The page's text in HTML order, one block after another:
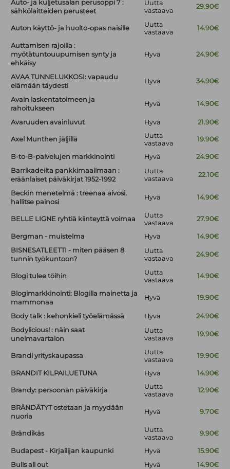
Auto- ja kuljetusalan perusoppi 7 :
sähkölaitteiden perusteet
Uutta
vastaava
29.90€
Auton käyttö- ja huolto-opas naisille
Uutta
vastaava
14.90€
Auttamisen rajoilla :
myötätuntouupumisen synty ja
ehkäisy
Hyvä 24.90€
AVAA TUNNELUKKOSI: vapaudu
elämään täydesti
Hyvä 34.90€
Avain laskentatoimeen ja
rahoitukseen
Hyvä 14.90€
Avaruuden avainluvut Hyvä 21.90€
Axel Munthen jäljillä
Uutta
vastaava
19.90€
B-to-B-palvelujen markkinointi Hyvä
24.90€
Barrikadeilta pankkimaailmaan :
eräänlaiset päiväkirjat 1952-1992
Uutta
vastaava
22.10€
Beckin menetelmä : treenaa aivosi,
hallitse painosi
Hyvä 14.90€
BELLE LIGNE ryhtiä kiinteyttä voimaa
Uutta
vastaava
27.90€
Bergman - muistelma Hyvä
14.90€
BISNESATLEETTI - miten pääsen 8
tunnin työkuntoon?
Uutta
vastaava
24.90€
Blogi tulee töihin
Uutta
vastaava
14.90€
Blogimarkkinointi: Blogilla mainetta ja
mammonaa
Hyvä 19.90€
Body talk : kehonkieli työelämässä Hyvä
24.90€
Bodylicious! : näin saat
unelmavartalon
Uutta
vastaava
19.90€
Brandi yrityskaupassa
Uutta
vastaava
19.90€
BRANDIT KILPAILUETUNA Hyvä 14.90€
Brandy: persoonan päiväkirja
Uutta
vastaava
12.90€
BRÄNDÄTYT ostetaan ja myydään
nuoria
Hyvä 9.70€
Brändikäs
Uutta
vastaava
9.90€
Budapest - Kirjailijan kaupunki Hyvä
15.90€
Bulls all out
Hyvä
14.90€